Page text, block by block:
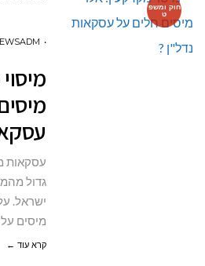
חוק ומשפ
ט
עסקאות
גדול
ישראל.
מיסים
קרא עוד ←